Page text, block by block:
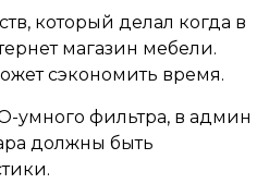
который делал когда в
магазин мебели.
сэкономить время.
умного фильтра, в админ
должны быть